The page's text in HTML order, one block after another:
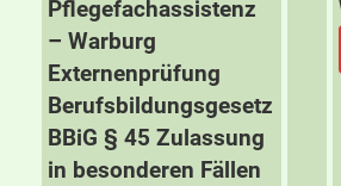
Pflegefachassistenz
– Warburg
Externenprüfung
Berufsbildungsgesetz
BBiG § 45 Zulassung
in besonderen Fällen